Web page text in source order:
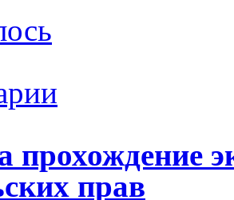
прохождение
прав